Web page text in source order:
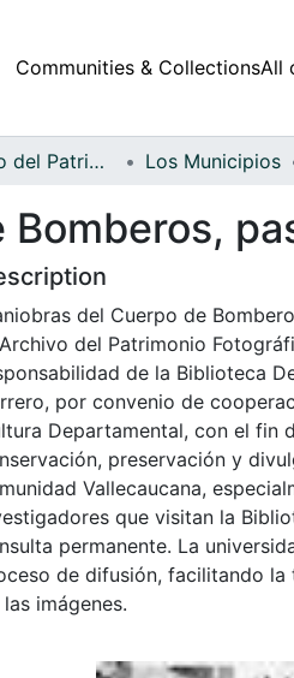
Communities & CollectionsAll
Fondo Archivo del Patrimonio Fotográfico y Fílmico del Valle del Cauca Los Municipios
del Cuerpo de
del Patrimonio
de la Biblioteca
por convenio de
Departamental, con el fin
preservación y
Vallecaucana,
que visitan la
permanente. La
de difusión, facilitando
imágenes.